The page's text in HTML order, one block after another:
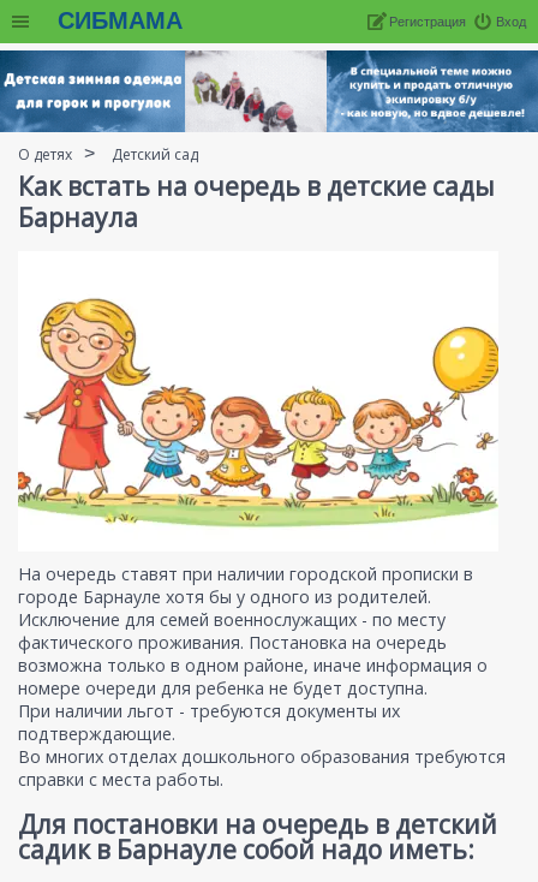
СИБМАМА Вход
Регистрация
О детях Детский сад
Как встать на очередь в детские сады
Барнаула
На очередь ставят при наличии городской прописки в
городе Барнауле хотя бы у одного из родителей.
Исключение для семей военнослужащих - по месту
фактического проживания. Постановка на очередь
возможна только в одном районе, иначе информация о
номере очереди для ребенка не будет доступна.
При наличии льгот - требуются документы их
подтверждающие.
Во многих отделах дошкольного образования требуются
справки с места работы.
Для постановки на очередь в детский
садик в Барнауле собой надо иметь: